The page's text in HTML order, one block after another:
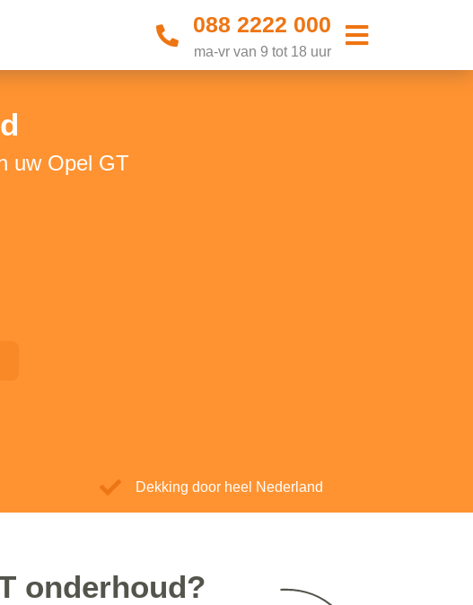
088 2222 000
ma-vr van 9 tot 18 uur
uw Opel GT
Dekking door heel Nederland
onderhoud?